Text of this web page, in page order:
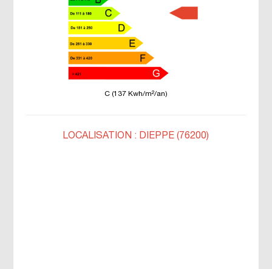
C (137 Kwh/m²/an)
LOCALISATION : DIEPPE (76200)